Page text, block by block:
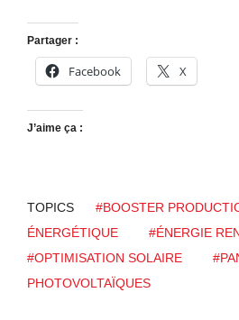
Partager :
Facebook X
J’aime ça :
TOPICS #BOOSTER
ÉNERGÉTIQUE
#ÉNERGIE
#OPTIMISATION SOLAIRE
PHOTOVOLTAÏQUES